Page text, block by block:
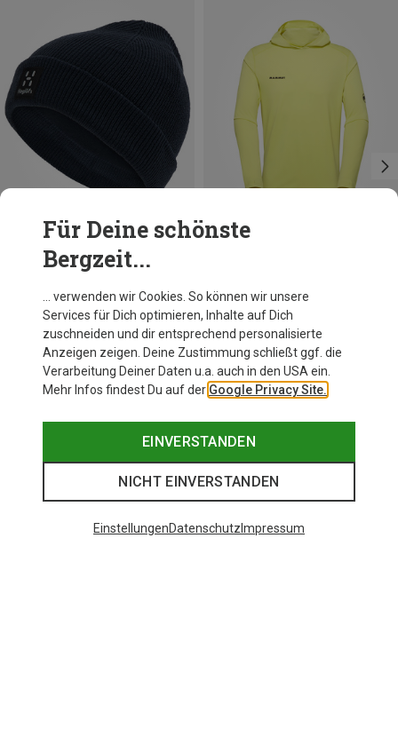
Du sparst 39%
Mammut
Herren Selun Fl Sun Hoodie
82,20 €
Für Deine schönste
Bergzeit...
… verwenden wir Cookies. So können wir unsere
Services für Dich optimieren, Inhalte auf Dich
zuschneiden und dir entsprechend personalisierte
Anzeigen zeigen. Deine Zustimmung schließt ggf. die
Verarbeitung Deiner Daten u.a. auch in den USA ein.
Mehr Infos findest Du auf der Google Privacy Site.
EINVERSTANDEN
NICHT EINVERSTANDEN
EinstellungenDatenschutz Impressum